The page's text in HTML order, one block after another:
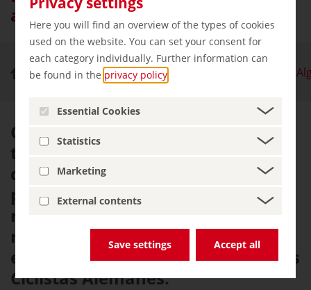
Here you will find an overview of the types of cookies
used on the website. You can set your consent for
each category individually. Further information can
be found in the privacy policy
Essential Cookies
Statistics
Marketing
External contents
Save settings Accept all
a los rincones más hermosos
Naturaleza y turismo activo Ruta ciclista de
Cuando dices "verde exuberante",
te refieres a Algovia, este paisaje
de agua y prados. Mirando el
poderoso panorama alpino, uno
rápidamente sospecha por qué la
ruta fue premiada con cuatro
estrellas por la Asociación de Clubs
Ciclistas Alemanes.